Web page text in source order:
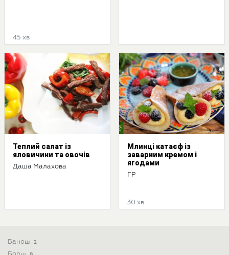
45 хв
Теплий салат із
яловичини та овочів
Даша Малахова
Млинці катаєф із
заварним кремом і
ягодами
ГР
30 хв
Банош 2